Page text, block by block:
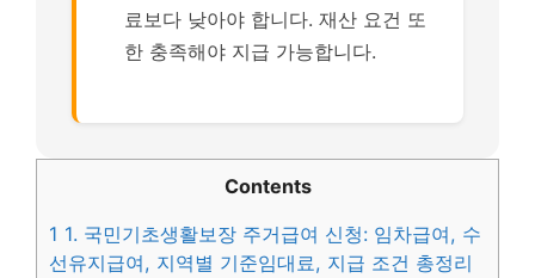
료보다 낮아야 합니다. 재산 요건 또
한 충족해야 지급 가능합니다.
Contents
1 1. 국민기초생활보장 주거급여 신청: 임차급여, 수
선유지급여, 지역별 기준임대료, 지급 조건 총정리